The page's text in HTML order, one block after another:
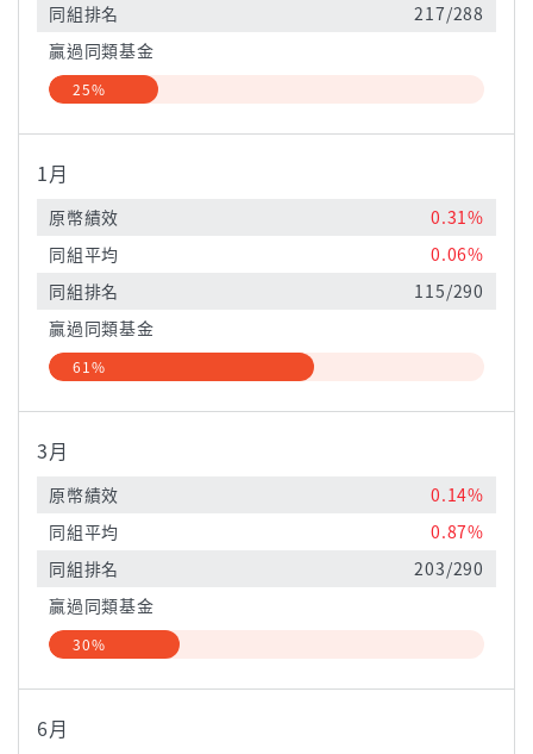
同組排名
217/288
贏過同類基金
25%
1月
原幣績效
0.31%
同組平均
0.06%
同組排名
115/290
贏過同類基金
61%
3月
原幣績效
0.14%
同組平均
0.87%
同組排名
203/290
贏過同類基金
30%
6月